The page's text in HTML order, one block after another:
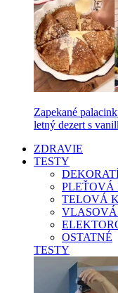
Zapekané
letný dezert s
ZDRAVIE
TESTY
PLEŤOVÁ
TELOVÁ
OSTATNÉ
TESTY